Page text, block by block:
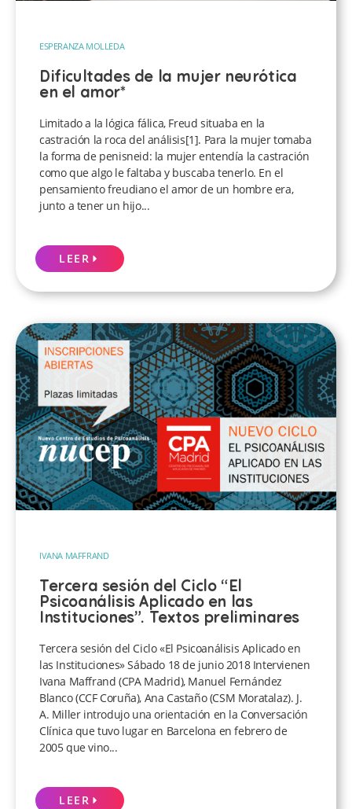
ESPERANZA MOLLEDA
Dificultades de la mujer neurótica
en el amor*
Limitado a la lógica fálica, Freud situaba en la
castración la roca del análisis[1]. Para la mujer tomaba
la forma de penisneid: la mujer entendía la castración
como que algo le faltaba y buscaba tenerlo. En el
pensamiento freudiano el amor de un hombre era,
junto a tener un hijo...
LEER
IVANA MAFFRAND
Tercera sesión del Ciclo “El
Psicoanálisis Aplicado en las
Instituciones”. Textos preliminares
Tercera sesión del Ciclo «El Psicoanálisis Aplicado en
las Instituciones» Sábado 18 de junio 2018 Intervienen
Ivana Maffrand (CPA Madrid), Manuel Fernández
Blanco (CCF Coruña), Ana Castaño (CSM Moratalaz). J.
A. Miller introdujo una orientación en la Conversación
Clínica que tuvo lugar en Barcelona en febrero de
2005 que vino...
LEER